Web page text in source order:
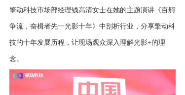
擎动科技市场部经理钱高清女士在她的主题演讲《百舸
争流，奋楫者先一光影十年》中剖析行业，分享擎动科
技的十年发展历程，让现场观众深入理解光影+的理
念。